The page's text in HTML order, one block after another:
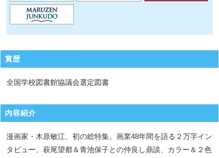
賞歴
全国学校図書館協議会選定図書
内容紹介
漫画家・木原敏江、初の総特集。画業48年間を語る２万字イン
タビュー、萩尾望都＆青池保子との仲良し鼎談、カラー＆２色